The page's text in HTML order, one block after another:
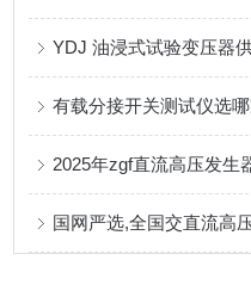
YDJ 油浸式试验变压器
国网严选,全国交直流高